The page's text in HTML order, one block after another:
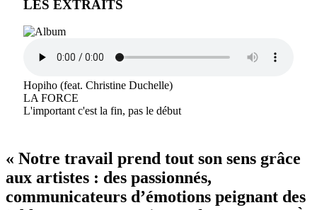
LES EXTRAITS
Hopiho (feat. Christine Duchelle)
LA FORCE
L'important c'est la fin, pas le début
« Notre travail prend tout son sens grâce
aux artistes : des passionnés,
communicateurs d’émotions peignant des